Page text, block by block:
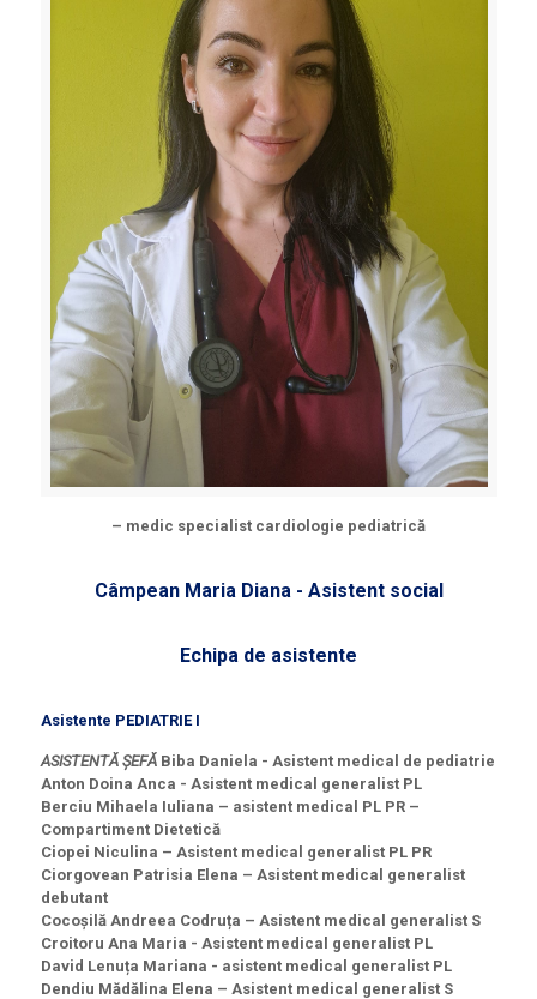
– medic specialist cardiologie pediatrică
Câmpean Maria Diana - Asistent social
Echipa de asistente
Asistente PEDIATRIE I
ASISTENTĂ ȘEFĂBiba Daniela - Asistent medical de pediatrie
Anton Doina Anca - Asistent medical generalist PL
Berciu Mihaela Iuliana – asistent medical PL PR –
Compartiment Dietetică
Ciopei Niculina – Asistent medical generalist PL PR
Ciorgovean Patrisia Elena – Asistent medical generalist
debutant
Cocoșilă Andreea Codruța – Asistent medical generalist S
Croitoru Ana Maria - Asistent medical generalist PL
David Lenuța Mariana - asistent medical generalist PL
Dendiu Mădălina Elena – Asistent medical generalist S